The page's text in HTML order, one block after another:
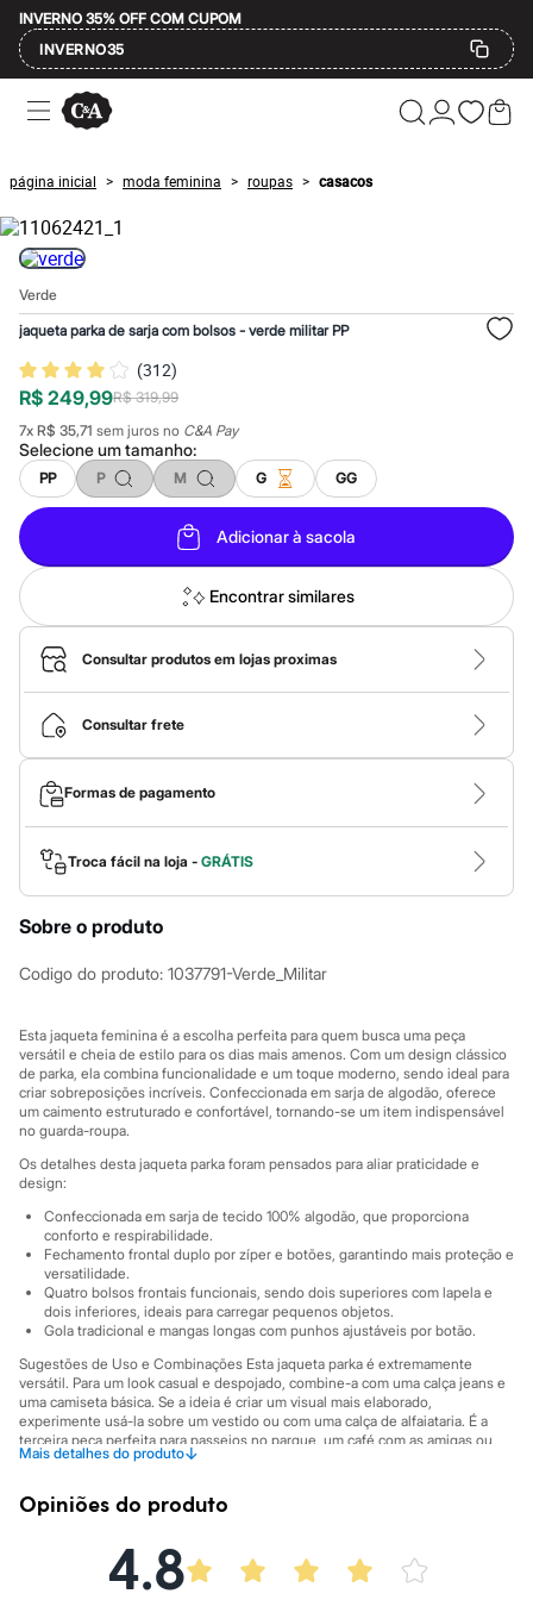
INVERNO 35% OFF COM CUPOM
INVERNO35
Ofertas
Compre por Departamento
Masculino
Infantil
Calçados
Mindse7
Plus Size
Até 40% off
Até 60% off
A partir de 60% off
Feminino
Em alta
Inverno
Alfaiataria
Novidades
Roupas
Blusas e Camisetas
Básicos
Calças
Casacos e Jaquetas
Jeans
Macacões
Saias
Shorts e Bermudas
Vestidos
Acessórios
Bolsas
Bonés e Chapéus
Bijoux
Cintos
Óculos
Relógios
Botas
Chinelos
Rasteirinhas
Sandálias
Sapatilhas
Tênis
Marcas
Clock House
Mindset
Sawary
Yessica
Moda esportiva
Acessórios
Blusas
Calçados
Shorts e Bermudas
Tops
Moda íntima
Calcinhas
Cintas e Modeladores
Meias
Pijamas
Sutiãs e Tops
Moda praia
Biquínis
Maiôs
Saídas de praia
Plus size
Blusas e Camisetas
Casacos e Jaquetas
página inicial > moda feminina > roupas > casacos
Verde
jaqueta parka de sarja com bolsos - verde militar PP
(312)
R$ 249,99R$ 319,99
7x R$ 35,71 sem juros no C&A Pay
Selecione umtamanho:
PP P M G GG
Adicionar à sacola
Encontrar similares
Consultar produtos em lojas proximas
Consultar frete
Formas de pagamento
Troca fácil na loja - GRÁTIS
Sobre o produto
Codigo do produto: 1037791-Verde_Militar
Esta jaqueta feminina é a escolha perfeita para quem busca uma peça
versátil e cheia de estilo para os dias mais amenos. Com um design clássico
de parka, ela combina funcionalidade e um toque moderno, sendo ideal para
criar sobreposições incríveis. Confeccionada em sarja de algodão, oferece
um caimento estruturado e confortável, tornando-se um item indispensável
no guarda-roupa.
Os detalhes desta jaqueta parka foram pensados para aliar praticidade e
design:
Confeccionada em sarja de tecido 100% algodão, que proporciona
conforto e respirabilidade.
Fechamento frontal duplo por zíper e botões, garantindo mais proteção e
versatilidade.
Quatro bolsos frontais funcionais, sendo dois superiores com lapela e
dois inferiores, ideais para carregar pequenos objetos.
Gola tradicional e mangas longas com punhos ajustáveis por botão.
Sugestões de Uso e Combinações Esta jaqueta parka é extremamente
versátil. Para um look casual e despojado, combine-a com uma calça jeans e
uma camiseta básica. Se a ideia é criar um visual mais elaborado,
experimente usá-la sobre um vestido ou com uma calça de alfaiataria. É a
terceira peça perfeita para passeios no parque, um café com as amigas ou
para o dia a dia no trabalho, adaptando-se a diversas ocasiões.
A gente se encontra na C&A! ❤ Altura 1,73 m, busto 79 cm, cintura 60 cm,
quadril 90 cm
A Modelo veste tamanho P.
Suas medidas são:
Cintura: .cm.
Mais detalhes do produto↓
Opiniões do produto
4.8